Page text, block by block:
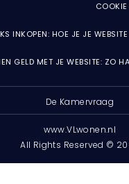
INKOPEN: HOE JE JE
GELD MET JE WEBSITE: ZO
De Kamervraag
www.VLwonen.nl
All Rights Reserved ©